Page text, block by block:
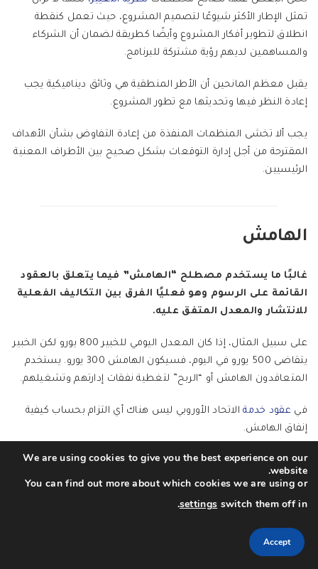
تمثل الإطار الأكثر شيوعًا لتصميم المشروع، حيث تعمل كنقطة
انطلاق لتطوير أفكار المشروع وأيضًا كطريقة لضمان أن الشركاء
والمساهمين لديهم رؤية مشتركة للبرنامج.
يقبل معظم المانحين أن الأطر المنطقية هي وثائق ديناميكية يجب
إعادة النظر فيها وتحديثها مع تطور المشروع.
يجب ألا تخشى المنظمات المنفذة من إعادة التفاوض بشأن الأهداف
المقترحة من أجل إدارة التوقعات بشكل صحيح بين الأطراف المعنية
الرئيسيين.
الهامش
غالبًا ما يستخدم مصطلح “الهامش” فيما يتعلق بالعقود
القائمة على الرسوم وهو فعليًا الفرق بين التكاليف الفعلية
للانتشار والمعدل المتفق عليه.
على سبيل المثال، إذا كان المعدل اليومي للخبير 800 يورو لكن الخبير
يتقاضى 500 يورو في اليوم، فسيكون الهامش 300 يورو. يستخدم
المتعاقدون الهامش أو “الربح” لتغطية نفقات إدارتهم وتشغيلهم.
في عقود خدمةالاتحاد الأوروبي ليس هناك أي التزام بحساب كيفية
إنفاق الهامش.
المنهجية
تتضمن المنهجية، التي يطلق عليها أيضًا “النهج”، التقنيات
والأساليب التي سيستخدمها المشروع من أجل الوفاء
We are using cookies to give you the best experience on our
website.
You can find out more about which cookies we are using or
switch them off in
settings
.
Accept